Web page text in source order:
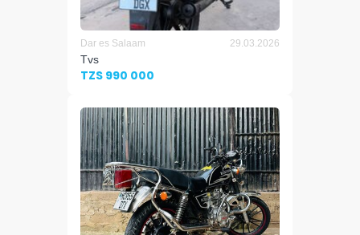
Dar es Salaam 29.03.2026
Tvs
TZS 990 000